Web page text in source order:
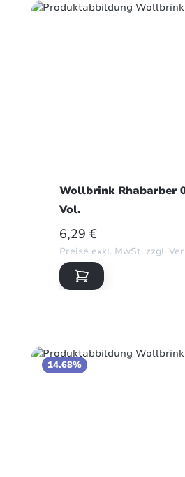
Wollbrink Rhabarber
Vol.
REGULÄRER PREIS:
6,29 €
Preise exkl. MwSt. zzgl.
14.68%